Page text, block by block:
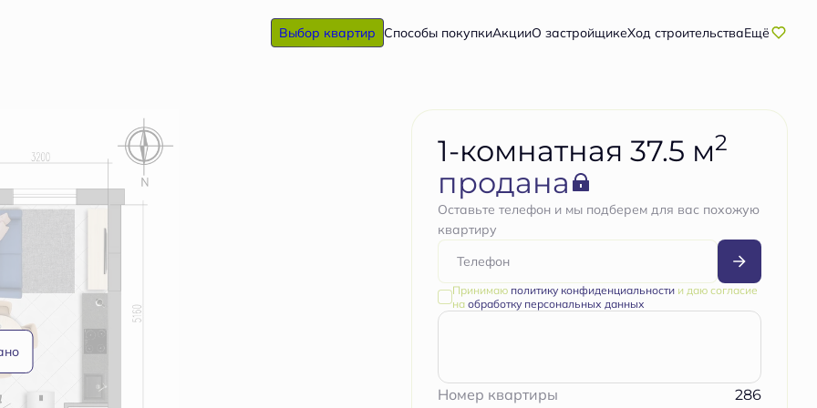
Выбор квартир Способы покупкиАкцииО застройщикеХод строительстваЕщё
1-комнатная 37.5 м2
продана
Оставьте телефон и мы подберем для вас похожую
квартиру
Принимаю политику конфиденциальностии даю согласие
на обработку персональных данных
Номер квартиры 286